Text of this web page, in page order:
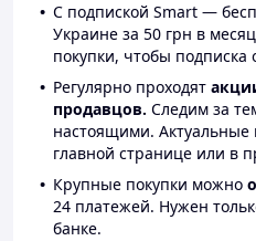
С подпиской Smart —
Украине за 50 грн в
покупки, чтобы подписка
Регулярно проходят
продавцов. Следим за
настоящими.
главной странице или в
Крупные покупки можно
24 платежей. Нужен
банке.